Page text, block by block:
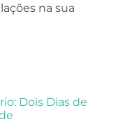
na sua
Dois Dias de